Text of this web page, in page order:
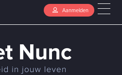
Aanmelden